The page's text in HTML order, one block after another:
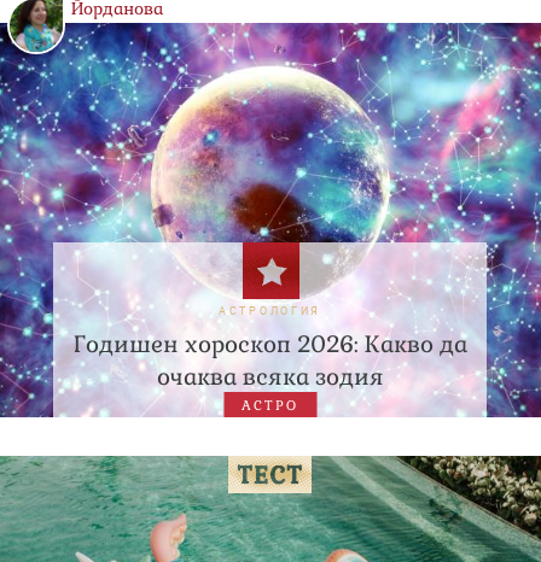
Йорданова
АСТРОЛОГИЯ
Годишен хороскоп 2026: Какво да
очаква всяка зодия
АСТРО